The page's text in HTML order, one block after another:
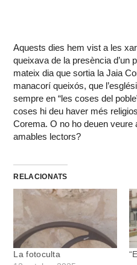
Aquests dies hem vist a les
queixava de la presència d’un
mateix dia que sortia la Jaia
manacorí queixós, que
sempre en “les coses del
coses hi deu haver més
Corema. O no ho deuen veure
amables lectors?
RELACIONATS
La fotoculta